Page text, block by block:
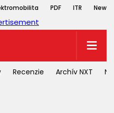
PDF ITR
Recenzie Archív NXT